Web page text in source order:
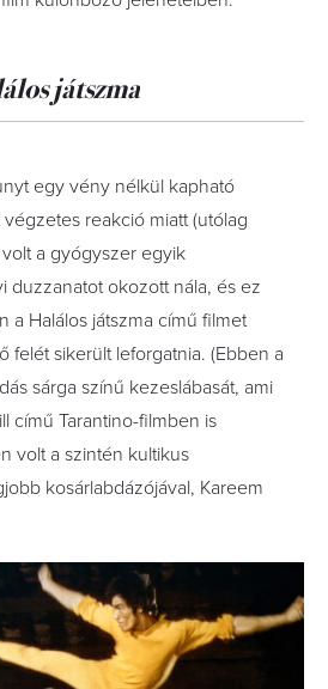
játszma
egy vény nélkül kapható
reakció miatt (utólag
a gyógyszer egyik
duzzanatot okozott nála, és ez
a Halálos játszma című filmet
felét sikerült leforgatnia. (Ebben a
sárga színű kezeslábasát, ami
című Tarantino-filmben is
volt a szintén kultikus
kosárlabdázójával, Kareem